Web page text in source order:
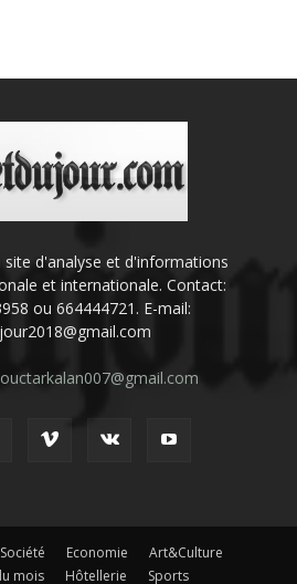
d'analyse et d'informations
et internationale. Contact:
ou 664444721. E-mail:
Société Economie
Art&Culture
mois
Hôtellerie Sports